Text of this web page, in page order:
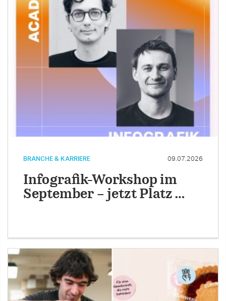
BRANCHE & KARRIERE 09.07.2026
Infografik-Workshop im
September – jetzt Platz …